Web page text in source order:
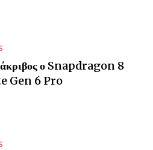
ο Snapdragon 8
Gen 6 Pro